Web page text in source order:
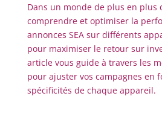
Dans un monde de plus en plus
comprendre et optimiser la
annonces SEA sur différents
pour maximiser le retour sur
article vous guide à travers les
pour ajuster vos campagnes en
spécificités de chaque appareil.